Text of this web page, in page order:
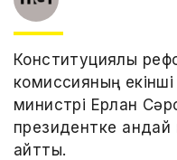
Конституциялық
комиссияның
министрі Ерлан
президентке қандай
айтты.